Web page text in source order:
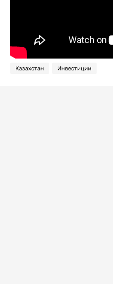
Казахстан Инвестиции